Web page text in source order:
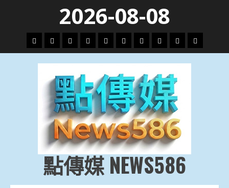
content
2026-08-08
頭
條
財
經
地
方.
會
文
教.
技
專
題
娛
樂
劇
政
治
國
際
運
動
生
活
點傳媒 NEWS586